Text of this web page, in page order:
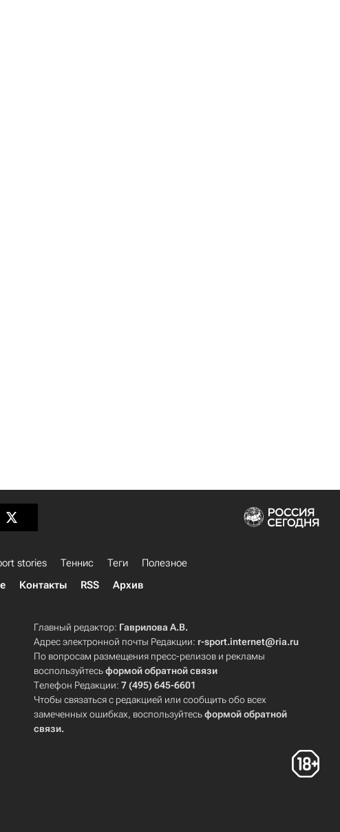
stories Теннис Теги
Полезное
Контакты RSS Архив
Главный редактор: Гаврилова А.В.
Адрес электронной почты Редакции: r-sport.internet@ria.ru
По вопросам размещения пресс-релизов и рекламы
воспользуйтесьформой обратной связи
Телефон Редакции:7 (495) 645-6601
Чтобы связаться с редакцией или сообщить обо всех
замеченных ошибках, воспользуйтесьформой обратной
связи.